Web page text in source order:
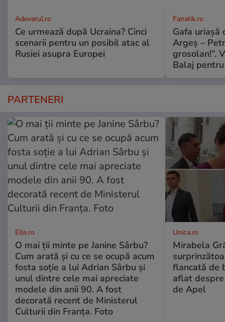
Adevarul.ro
Ce urmează după Ucraina? Cinci
scenarii pentru un posibil atac al
Rusiei asupra Europei
Fanatik.ro
Gafa uriașă
Argeș –
grosolan!”.
Balaj
PARTENERI
Elle.ro
O mai ții minte pe Janine Sârbu?
Cum arată și cu ce se ocupă acum
fosta soție a lui Adrian Sârbu și
unul dintre cele mai apreciate
modele din anii 90. A fost
decorată recent de Ministerul
Culturii din Franța. Foto
Unica.ro
Mirabela
flancată de
aflat
de Apel